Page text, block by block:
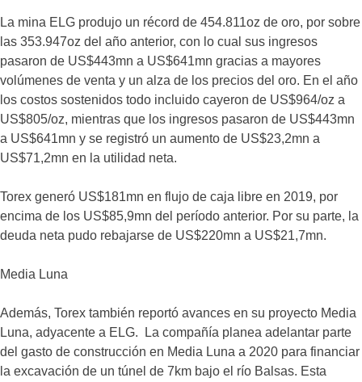
La mina ELG produjo un récord de 454.811oz de oro, por sobre
las 353.947oz del año anterior, con lo cual sus ingresos
pasaron de US$443mn a US$641mn gracias a mayores
volúmenes de venta y un alza de los precios del oro. En el año
los costos sostenidos todo incluido cayeron de US$964/oz a
US$805/oz, mientras que los ingresos pasaron de US$443mn
a US$641mn y se registró un aumento de US$23,2mn a
US$71,2mn en la utilidad neta.
Torex generó US$181mn en flujo de caja libre en 2019, por
encima de los US$85,9mn del período anterior. Por su parte, la
deuda neta pudo rebajarse de US$220mn a US$21,7mn.
Media Luna
Además, Torex también reportó avances en su proyecto Media
Luna, adyacente a ELG. La compañía planea adelantar parte
del gasto de construcción en Media Luna a 2020 para financiar
la excavación de un túnel de 7km bajo el río Balsas. Esta